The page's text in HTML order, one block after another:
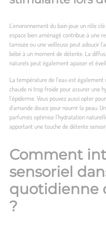
L’environnement du bain joue un rôle
espace bien aménagé contribue à une
tamisée ou une veilleuse peut adoucir
bébé à un moment de détente. La
naturels peut également apaiser et
La température de l’eau est
chaude ni trop froide pour assurer une
l’épiderme. Vous pouvez aussi opter
d’amande douce pour nourrir la peau.
parfumés optimise l’hydratation
apportant une touche de détente
Comment
sensoriel
quotidienne
?